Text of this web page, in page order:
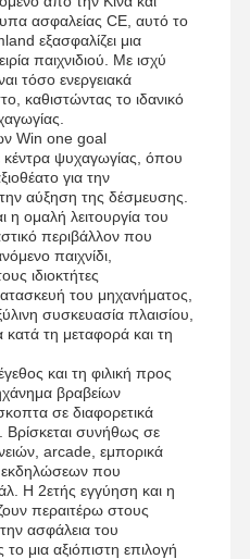
νομίσματα
χώρου
ασφαλείας CE, αυτό το
εξασφαλίζει μια
παιχνιδιού. Με ισχύ
τόσο ενεργειακά
καθιστώντας το ιδανικό
Win one goal
κέντρα ψυχαγωγίας, όπου
για την
αύξηση της δέσμευσης.
η ομαλή λειτουργία του
περιβάλλον που
παιχνίδι,
ιδιοκτήτες
του μηχανήματος,
συσκευασία πλαισίου,
κατά τη μεταφορά και τη
και τη φιλική προς
βραβείων
σε διαφορετικά
Βρίσκεται συνήθως σε
arcade, εμπορικά
εκδηλώσεων που
Η 2ετής εγγύηση και η
περαιτέρω στους
την ασφάλεια του
μια αξιόπιστη επιλογή